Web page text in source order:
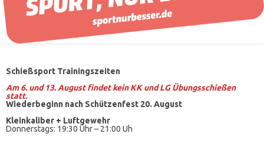
Schießsport Trainingszeiten
Am 6. und 13. August findet kein KK und LG Übungsschießen
statt.
Wiederbeginn nach Schützenfest 20. August
Kleinkaliber + Luftgewehr
Donnerstags: 19:30 Uhr – 21:00 Uh